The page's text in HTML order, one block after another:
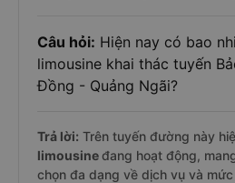
Câu hỏi: Hiện nay có bao
limousine khai thác tuyến
Đồng - Quảng Ngãi?
Trả lời: Trên tuyến đường này
limousineđang hoạt động,
chọn đa dạng về dịch vụ và mức